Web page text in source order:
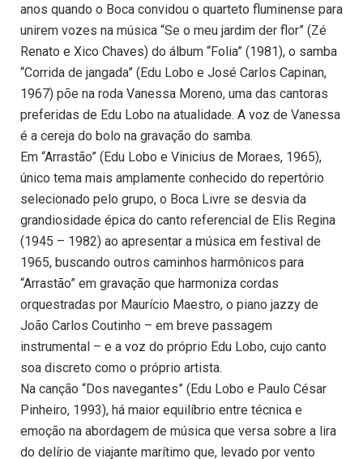
anos quando o Boca convidou o quarteto fluminense para
unirem vozes na música “Se o meu jardim der flor” (Zé
Renato e Xico Chaves) do álbum “Folia” (1981), o samba
“Corrida de jangada” (Edu Lobo e José Carlos Capinan,
1967) põe na roda Vanessa Moreno, uma das cantoras
preferidas de Edu Lobo na atualidade. A voz de Vanessa
é a cereja do bolo na gravação do samba.
Em “Arrastão” (Edu Lobo e Vinicius de Moraes, 1965),
único tema mais amplamente conhecido do repertório
selecionado pelo grupo, o Boca Livre se desvia da
grandiosidade épica do canto referencial de Elis Regina
(1945 – 1982) ao apresentar a música em festival de
1965, buscando outros caminhos harmônicos para
“Arrastão” em gravação que harmoniza cordas
orquestradas por Maurício Maestro, o piano jazzy de
João Carlos Coutinho – em breve passagem
instrumental – e a voz do próprio Edu Lobo, cujo canto
soa discreto como o próprio artista.
Na canção “Dos navegantes” (Edu Lobo e Paulo César
Pinheiro, 1993), há maior equilíbrio entre técnica e
emoção na abordagem de música que versa sobre a lira
do delírio de viajante marítimo que, levado por vento